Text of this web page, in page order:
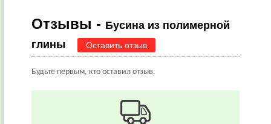
Отзывы - Бусина из полимерной
глины
Оставить отзыв
Будьте первым, кто оставил отзыв.